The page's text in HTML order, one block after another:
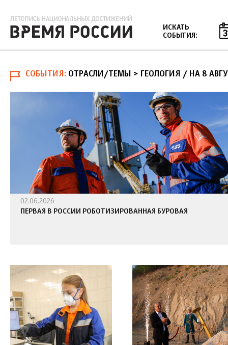
ИСКАТЬ
СОБЫТИЯ:
СОБЫТИЯ ОТРАСЛИ/ТЕМЫ > ГЕОЛОГИЯ / НА 8
02.06.2026
ПЕРВАЯ В РОССИИ РОБОТИЗИРОВАННАЯ БУРОВАЯ